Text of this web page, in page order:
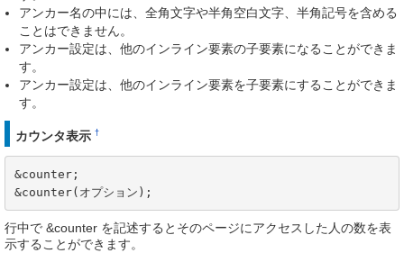
アンカー名の中には、全角文字や半角空白文字、半角記号を含める
ことはできません。
アンカー設定は、他のインライン要素の子要素になることができま
す。
アンカー設定は、他のインライン要素を子要素にすることができま
す。
カウンタ表示 †
&counter;
&counter(オプション);
行中で &counter を記述するとそのページにアクセスした人の数を表
示することができます。